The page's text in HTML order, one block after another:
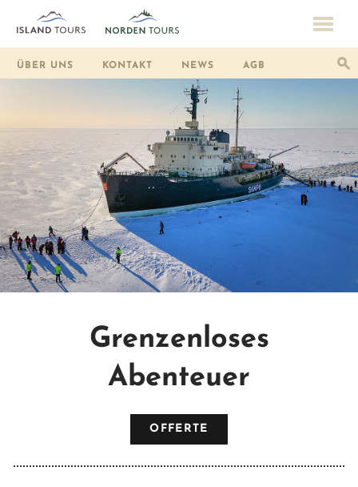
ÜBER UNS KONTAKT NEWS AGB
Grenzenloses
Abenteuer
OFFERTE